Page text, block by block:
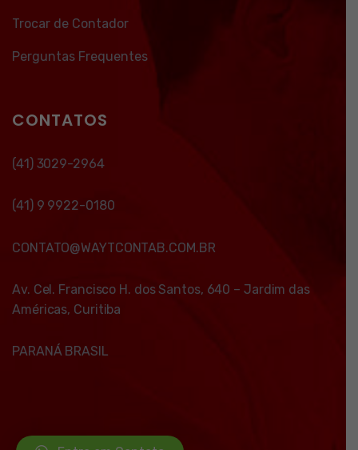
Trocar de Contador
Perguntas Frequentes
CONTATOS
(41) 3029-2964
(41) 9 9922-0180
CONTATO@WAYTCONTAB.COM.BR
Av. Cel. Francisco H. dos Santos, 640 – Jardim das
Américas, Curitiba
PARANÁ BRASIL